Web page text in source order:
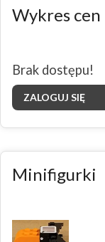
Wykres cen
Brak dostępu!
ZALOGUJ SIĘ
Minifigurki